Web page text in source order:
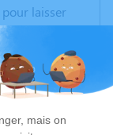
laisser
une
des
lieu
de Bernard